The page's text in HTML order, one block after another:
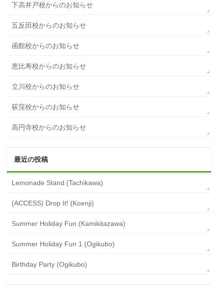
下高井戸校からのお知らせ
五反田校からのお知らせ
函館校からのお知らせ
恵比寿校からのお知らせ
立川校からのお知らせ
荻窪校からのお知らせ
高円寺校からのお知らせ
最近の投稿
Lemonade Stand (Tachikawa)
(ACCESS) Drop It! (Koenji)
Summer Holiday Fun (Kamikitazawa)
Summer Holiday Fun 1 (Ogikubo)
Birthday Party (Ogikubo)